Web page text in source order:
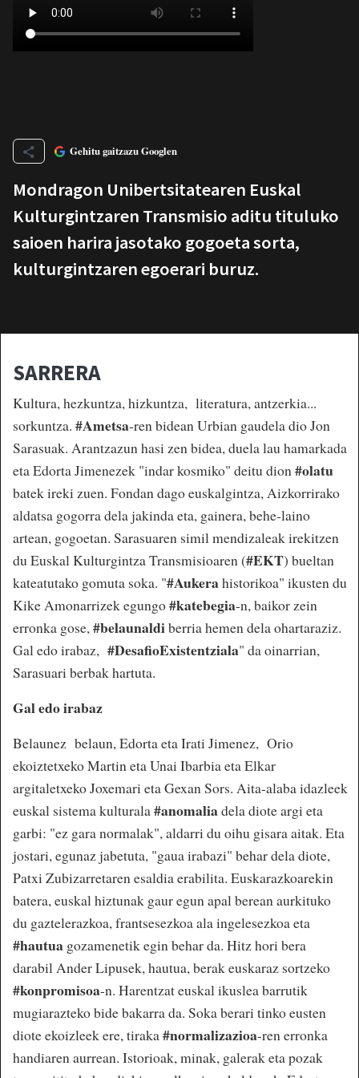
Gehitu gaitzazu Googlen
Mondragon Unibertsitatearen Euskal
Kulturgintzaren Transmisio aditu tituluko
saioen harira jasotako gogoeta sorta,
kulturgintzaren egoerari buruz.
SARRERA
Kultura, hezkuntza, hizkuntza, literatura, antzerkia...
sorkuntza. #Ametsa-ren bidean Urbian gaudela dio Jon
Sarasuak. Arantzazun hasi zen bidea, duela lau hamarkada
eta Edorta Jimenezek "indar kosmiko" deitu dion#olatu
batek ireki zuen. Fondan dago euskalgintza, Aizkorrirako
aldatsa gogorra dela jakinda eta, gainera, behe-laino
artean, gogoetan. Sarasuaren simil mendizaleak irekitzen
du Euskal Kulturgintza Transmisioaren (#EKT) bueltan
kateatutako gomuta soka. "#Aukerahistorikoa" ikusten du
Kike Amonarrizek egungo#katebegia-n, baikor zein
erronka gose,#belaunaldiberria hemen dela ohartaraziz.
Gal edo irabaz, #DesafioExistentziala" da oinarrian,
Sarasuari berbak hartuta.
Gal edo irabaz
Belaunez belaun, Edorta eta Irati Jimenez, Orio
ekoiztetxeko Martin eta Unai Ibarbia eta Elkar
argitaletxeko Joxemari eta Gexan Sors. Aita-alaba idazleek
euskal sistema kulturala#anomaliadela diote argi eta
garbi: "ez gara normalak", aldarri du oihu gisara aitak. Eta
jostari, egunaz jabetuta, "gaua irabazi" behar dela diote,
Patxi Zubizarretaren esaldia erabilita. Euskarazkoarekin
batera, euskal hiztunak gaur egun apal berean aurkituko
du gaztelerazkoa, frantsesezkoa ala ingelesezkoa eta
#hautua gozamenetik egin behar da. Hitz hori bera
darabil Ander Lipusek, hautua, berak euskaraz sortzeko
#konpromisoa-n. Harentzat euskal ikuslea barrutik
mugiarazteko bide bakarra da. Soka berari tinko eusten
diote ekoizleek ere, tiraka#normalizazioa-ren erronka
handiaren aurrean. Istorioak, minak, galerak eta pozak